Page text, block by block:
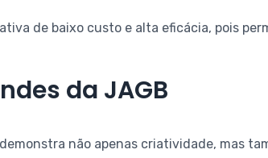
de baixo custo e alta eficácia, pois
da JAGB
não apenas criatividade, mas